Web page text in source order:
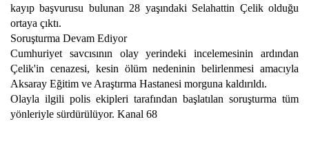
kayıp başvurusu bulunan 28 yaşındaki Selahattin Çelik olduğu
ortaya çıktı.
Soruşturma Devam Ediyor
Cumhuriyet savcısının olay yerindeki incelemesinin ardından
Çelik'in cenazesi, kesin ölüm nedeninin belirlenmesi amacıyla
Aksaray Eğitim ve Araştırma Hastanesi morguna kaldırıldı.
Olayla ilgili polis ekipleri tarafından başlatılan soruşturma tüm
yönleriyle sürdürülüyor. Kanal 68